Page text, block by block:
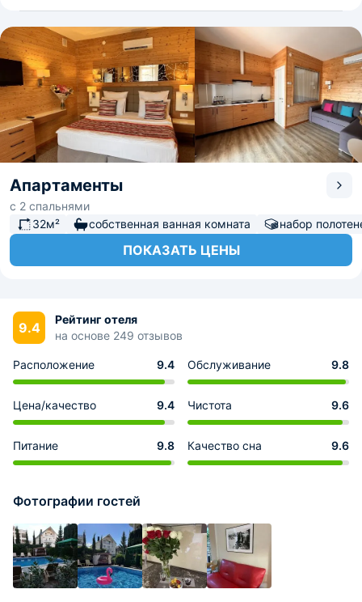
Апартаменты
с 2 спальнями
32м²
собственная ванная комната набор
ПОКАЗАТЬ ЦЕНЫ
9.4
Рейтинг отеля
на основе 249 отзывов
Расположение 9.4 Обслуживание 9.8
Цена/качество 9.4 Чистота 9.6
Питание 9.8 Качество сна 9.6
Фотографии гостей